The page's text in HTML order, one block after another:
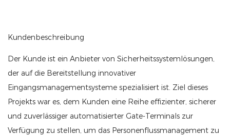
Kundenbeschreibung
Der Kunde ist ein Anbieter von Sicherheitssystemlösungen,
der auf die Bereitstellung innovativer
Eingangsmanagementsysteme spezialisiert ist. Ziel dieses
Projekts war es, dem Kunden eine Reihe effizienter, sicherer
und zuverlässiger automatisierter Gate-Terminals zur
Verfügung zu stellen, um das Personenflussmanagement zu